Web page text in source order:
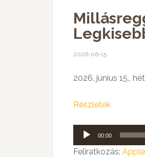
2026-06-15
2026. június 15.,
Részletek
Audió
lejátszó
00:00
Feliratkozás: